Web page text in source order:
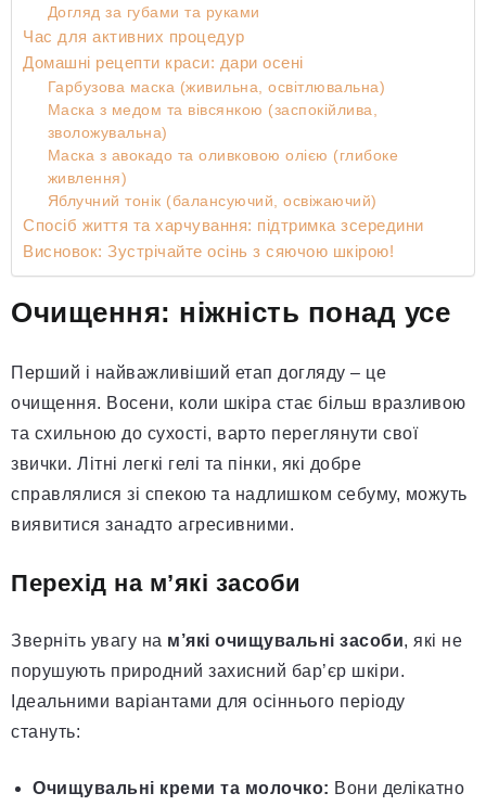
Догляд за губами та руками
Час для активних процедур
Домашні рецепти краси: дари осені
Гарбузова маска (живильна, освітлювальна)
Маска з медом та вівсянкою (заспокійлива,
зволожувальна)
Маска з авокадо та оливковою олією (глибоке
живлення)
Яблучний тонік (балансуючий, освіжаючий)
Спосіб життя та харчування: підтримка зсередини
Висновок: Зустрічайте осінь з сяючою шкірою!
Очищення: ніжність понад усе
Перший і найважливіший етап догляду – це
очищення. Восени, коли шкіра стає більш вразливою
та схильною до сухості, варто переглянути свої
звички. Літні легкі гелі та пінки, які добре
справлялися зі спекою та надлишком себуму, можуть
виявитися занадто агресивними.
Перехід на м’які засоби
Зверніть увагу на м’які очищувальні засоби, які не
порушують природний захисний бар’єр шкіри.
Ідеальними варіантами для осіннього періоду
стануть:
Очищувальні креми та молочко: Вони делікатно